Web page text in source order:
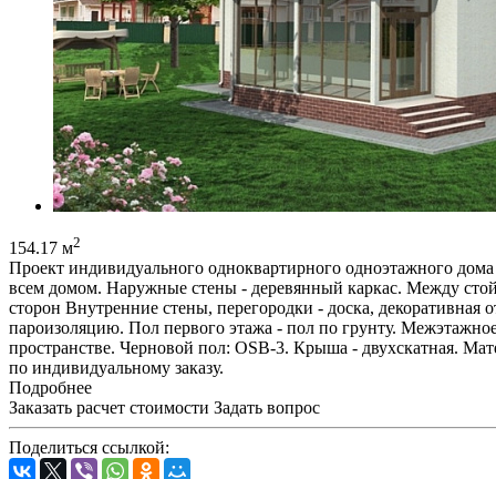
154.17 м2
Проект индивидуального одноквартирного одноэтажного
всем домом. Наружные стены - деревянный каркас. Между
сторон Внутренние стены, перегородки - доска,
пароизоляцию. Пол первого этажа - пол по грунту.
пространстве. Черновой пол: OSB-3. Крыша - двухскатная.
по индивидуальному заказу.
Подробнее
Заказать расчет стоимости Задать вопрос
Поделиться ссылкой: